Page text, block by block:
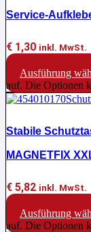
Service-
€ 1,30 inkl. MwSt.
Ausführung
auf. Die Optionen
Stabile
MAGNETFIX
€ 5,82 inkl. MwSt.
Ausführung
auf. Die Optionen